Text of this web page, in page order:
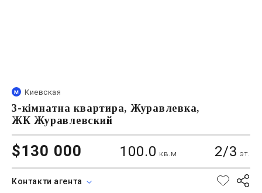
Киевская
3-кімнатна квартира, Журавлевка,
ЖК Журавлевский
$130 000 100.0 кв.м 2/3 эт.
Контакти агента